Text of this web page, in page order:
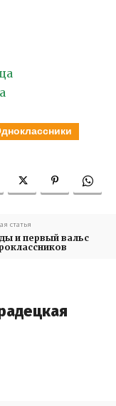
статья
и первый вальс